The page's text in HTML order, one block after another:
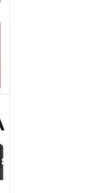
/ MUTED+ RTA
/ MUTED+
24mm) -